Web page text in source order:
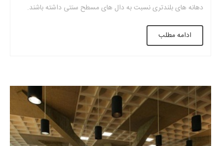
دهانه های بلندتری نسبت به دال های مسطح سنتی داشته باشند.
کاهش حجم بتن پتانسیل کاهش وزن و ضخامت سقف را دارند.
سقف بتنی نهایی با کیفیت خوب برای سقف های […]
ادامه مطلب